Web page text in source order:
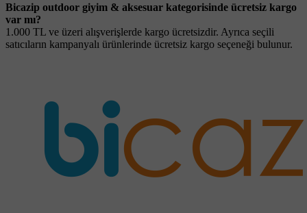
Bicazip outdoor giyim & aksesuar kategorisinde ücretsiz kargo
var mı?
1.000 TL ve üzeri alışverişlerde kargo ücretsizdir. Ayrıca seçili
satıcıların kampanyalı ürünlerinde ücretsiz kargo seçeneği bulunur.